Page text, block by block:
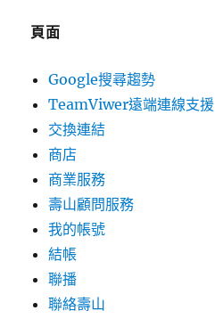
頁面
Google搜尋趨勢
TeamViwer遠端連線支援
交換連結
商店
商業服務
壽山顧問服務
我的帳號
結帳
聯播
聯絡壽山